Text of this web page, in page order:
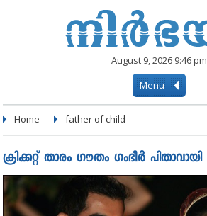
August 9, 2026 9:46 pm
Menu
Home father of child
ക്രിക്കറ്റ് താരം ഗൗതം ഗംഭീർ പിതാവായി